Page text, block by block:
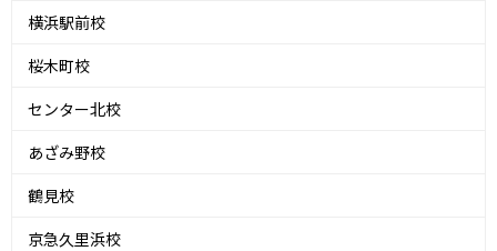
横浜駅前校
桜木町校
センター北校
あざみ野校
鶴見校
京急久里浜校